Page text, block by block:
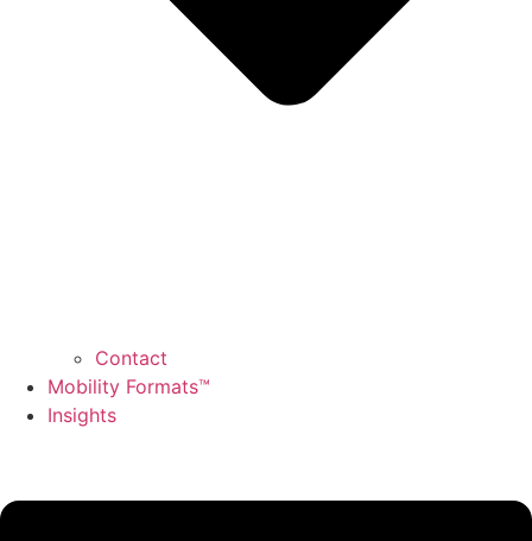
Contact
Mobility Formats™
Insights